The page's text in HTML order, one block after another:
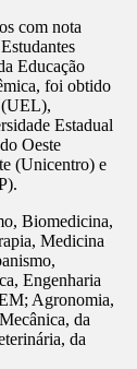
com nota
Educação
foi obtido
(UEL),
Estadual
Oeste
(Unicentro) e
Biomedicina,
Medicina
Engenharia
Agronomia,
da
da